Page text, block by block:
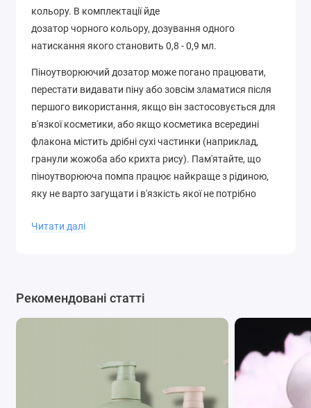
кольору. В комплектації йде
дозатор чорного кольору, дозування одного
натискання якого становить 0,8 - 0,9 мл.
Піноутворюючий дозатор може погано працювати,
перестати видавати піну або зовсім зламатися після
першого використання, якщо він застосовується для
в'язкої косметики, або якщо косметика всередині
флакона містить дрібні сухі частинки (наприклад,
гранули жожоба або крихта рису). Пам'ятайте, що
піноутворююча помпа працює найкраще з рідиною,
яку не варто загущати і в'язкість якої не потрібно
даної помпи з вашою формулою косметики перед її
Читати далі
Рекомендовані статті